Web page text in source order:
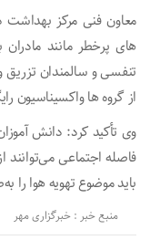
معاون فنی مرکز بهداشت
های پرخطر مانند مادران
تنفسی و سالمندان تزریق
از گروه ها واکسیناسیون
وی تأکید کرد: دانش
فاصله اجتماعی
باید موضوع تهویه هوا
منبع خبر : خبرگزاری مهر